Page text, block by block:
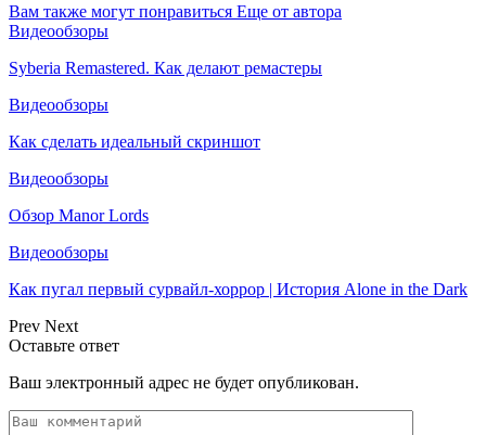
Вам также могут понравиться Еще от автора
Видеообзоры
Syberia Remastered. Как делают ремастеры
Видеообзоры
Как сделать идеальный скриншот
Видеообзоры
Обзор Manor Lords
Видеообзоры
Как пугал первый сурвайл-хоррор | История Alone in the Dark
Prev Next
Оставьте ответ
Ваш электронный адрес не будет опубликован.